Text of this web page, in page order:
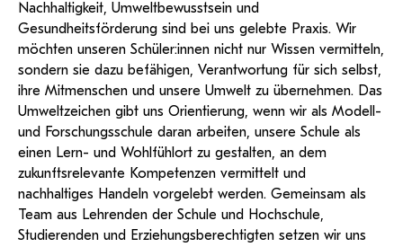
Nachhaltigkeit, Umweltbewusstsein und
Gesundheitsförderung sind bei uns gelebte Praxis. Wir
möchten unseren Schüler:innen nicht nur Wissen vermitteln,
sondern sie dazu befähigen, Verantwortung für sich selbst,
ihre Mitmenschen und unsere Umwelt zu übernehmen. Das
Umweltzeichen gibt uns Orientierung, wenn wir als Modell-
und Forschungsschule daran arbeiten, unsere Schule als
einen Lern- und Wohlfühlort zu gestalten, an dem
zukunftsrelevante Kompetenzen vermittelt und
nachhaltiges Handeln vorgelebt werden. Gemeinsam als
Team aus Lehrenden der Schule und Hochschule,
Studierenden und Erziehungsberechtigten setzen wir uns